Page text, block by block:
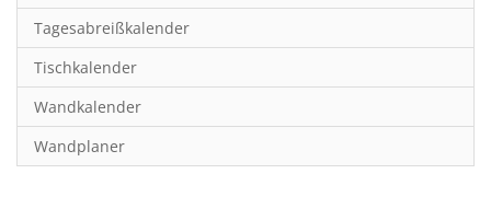
Inpiration & Entspannung
Inspiration & Entspannung
Inspiration & Spiritualität
Kinderkalender
Kunst
Tagesabreißkalender
Tischkalender
Wandkalender
Wandplaner